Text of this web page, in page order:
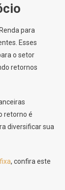
para
Esses
o setor
retornos
retorno é
diversificar sua
, confira este